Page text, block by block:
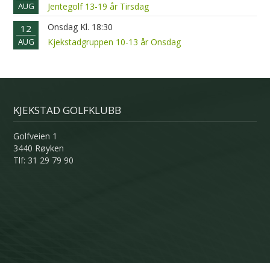
AUG
Jentegolf 13-19 år Tirsdag
12
AUG
Onsdag Kl. 18:30
Kjekstadgruppen 10-13 år Onsdag
KJEKSTAD GOLFKLUBB
Golfveien 1
3440 Røyken
Tlf: 31 29 79 90